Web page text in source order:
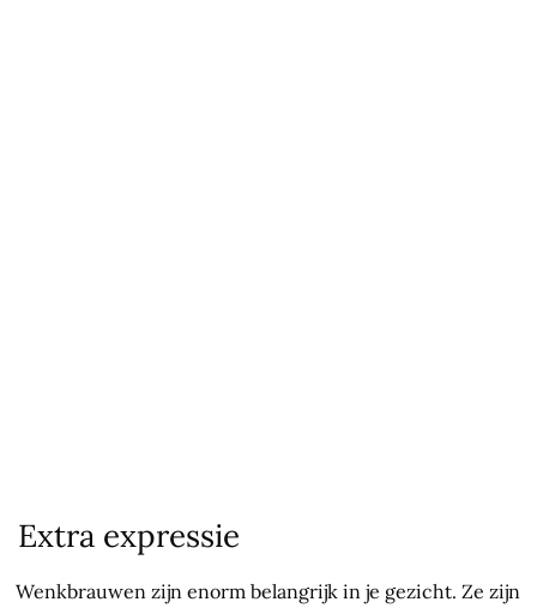
Extra expressie
Wenkbrauwen zijn enorm belangrijk in je gezicht. Ze zijn